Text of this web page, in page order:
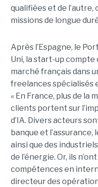
qualifiées et de
missions de longue
Après l’Espagne, le
Uni, la start-up compte
marché français dans
freelances spécialisés
« En France, plus de la
clients portent sur
d’IA. Divers acteurs
banque et
ainsi que des
de l’énergie. Or, ils
compétences en
directeur des